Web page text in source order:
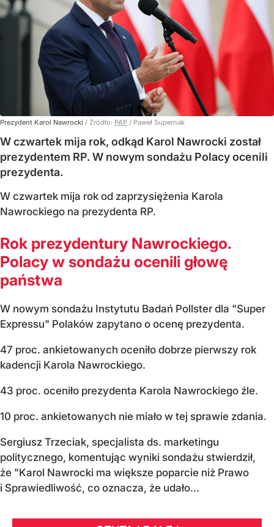
Prezydent Karol Nawrocki / Źródło: PAP / Paweł Supernak
W czwartek mija rok, odkąd Karol Nawrocki został
prezydentem RP. W nowym sondażu Polacy ocenili
prezydenta.
W czwartek mija rok od zaprzysiężenia Karola
Nawrockiego na prezydenta RP.
Rok prezydentury Nawrockiego.
Polacy w sondażu ocenili głowę
państwa
W nowym sondażu Instytutu Badań Pollster dla "Super
Expressu" Polaków zapytano o ocenę prezydenta.
47 proc. ankietowanych oceniło dobrze pierwszy rok
kadencji Karola Nawrockiego.
43 proc. oceniło prezydenta Karola Nawrockiego źle.
10 proc. ankietowanych nie miało w tej sprawie zdania.
Sergiusz Trzeciak, specjalista ds. marketingu
politycznego, komentując wyniki sondażu stwierdził,
że "Karol Nawrocki ma większe poparcie niż Prawo
i Sprawiedliwość, co oznacza, że udało...